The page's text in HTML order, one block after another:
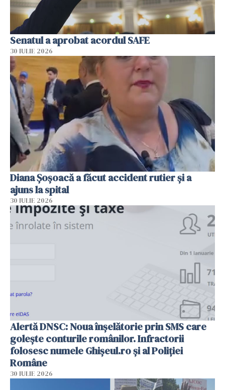
Senatul a aprobat acordul SAFE
30 IULIE 2026
Diana Șoșoacă a făcut accident rutier și a
ajuns la spital
30 IULIE 2026
Alertă DNSC: Noua înșelătorie prin SMS care
golește conturile românilor. Infractorii
folosesc numele Ghișeul.ro și al Poliției
Române
30 IULIE 2026